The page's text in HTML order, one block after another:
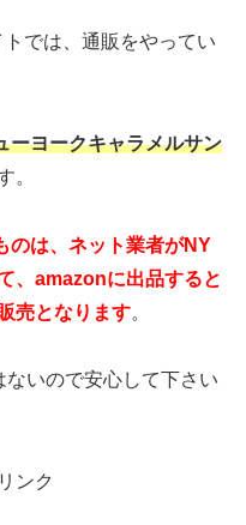
では、通販をやってい
ーヨークキャラメルサン
。
のは、ネット業者がNY
、amazonに出品すると
売となります。
いので安心して下さい
ンク